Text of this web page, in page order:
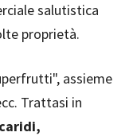
salutistica
proprietà.
assieme
Trattasi in